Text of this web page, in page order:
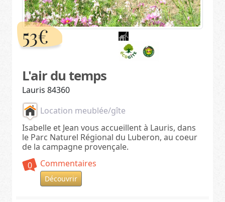
53€
L'air du temps
Lauris 84360
Location meublée/gîte
Isabelle et Jean vous accueillent à Lauris, dans
le Parc Naturel Régional du Luberon, au coeur
de la campagne provençale.
0
Commentaires
Découvrir